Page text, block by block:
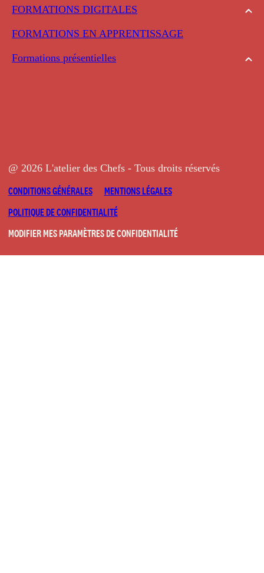
FORMATIONS DIGITALES
FORMATIONS EN APPRENTISSAGE
Formations présentielles
@ 2026 L'atelier des Chefs - Tous droits réservés
CONDITIONS GÉNÉRALES
MENTIONS LÉGALES
POLITIQUE DE CONFIDENTIALITÉ
MODIFIER MES PARAMÈTRES DE CONFIDENTIALITÉ